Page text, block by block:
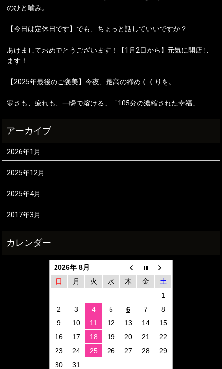
のひと噛み。
【今日は定休日です】でも、ちょっと話していいですか？
あけましておめでとうございます！【1月2日から】元気に開店し
ます！
【2025年最後のご褒美】今夜、最高の締めくくりを。
寒さも、疲れも、一瞬で溶ける。「105分の濃縮された幸福」
2026年1月
2025年12月
2025年4月
2017年3月
2026年 8月
日
月 火 水 木 金
土
1
2
3 4 5 6 7
8
9
10 11 12 13 14
15
16
17 18 19 20 21
22
23
24 25 26 27 28
29
30
31